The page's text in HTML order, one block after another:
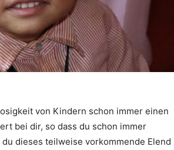
von Kindern schon immer einen
bei dir, so dass du schon immer
dieses teilweise vorkommende Elend